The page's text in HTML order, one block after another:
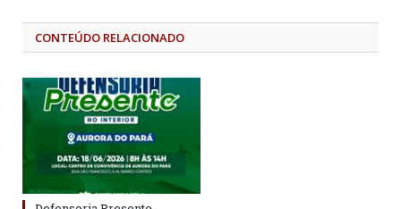
CONTEÚDO RELACIONADO